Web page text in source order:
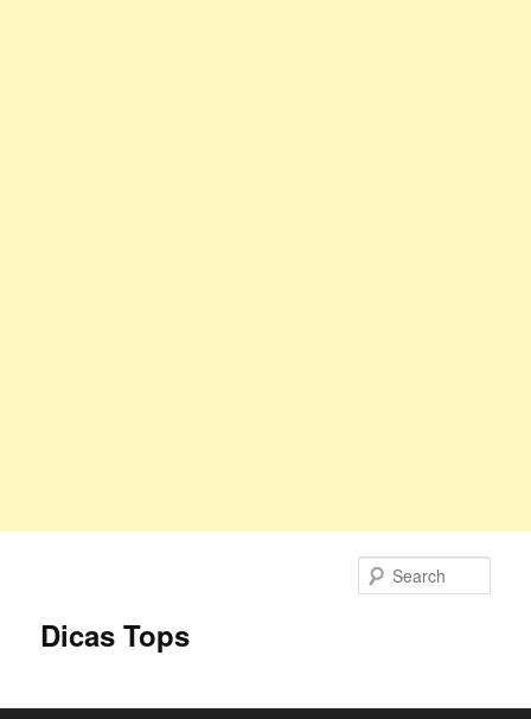
Dicas Tops